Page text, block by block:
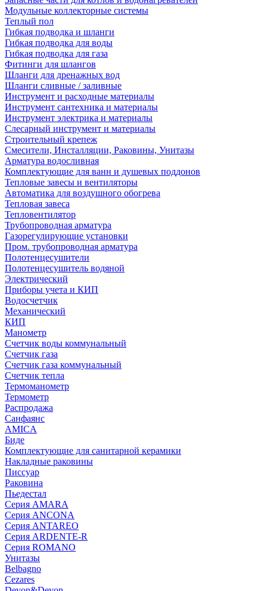
Модульные коллекторные системы
Теплый пол
Гибкая подводка и шланги
Гибкая подводка для воды
Гибкая подводка для газа
Фитинги для шлангов
Шланги для дренажных вод
Шланги сливные / заливные
Инструмент и расходные материалы
Инструмент сантехника и материалы
Инструмент электрика и материалы
Слесарный инструмент и материалы
Строительный крепеж
Смесители, Инсталляции, Раковины, Унитазы
Арматура водосливная
Комплектующие для ванн и душевых поддонов
Тепловые завесы и вентиляторы
Автоматика для воздушного обогрева
Тепловая завеса
Тепловентилятор
Трубопроводная арматура
Газорегулирующие установки
Пром. трубопроводная арматура
Полотенцесушители
Полотенцесушитель водяной
Электрический
Приборы учета и КИП
Водосчетчик
Механический
КИП
Манометр
Счетчик воды коммунальный
Счетчик газа
Счетчик газа коммунальный
Счетчик тепла
Термоманометр
Термометр
Распродажа
Санфаянс
AMICA
Биде
Комплектующие для санитарной керамики
Накладные раковины
Писсуар
Раковина
Пьедестал
Серия AMARA
Серия ANCONA
Серия ANTAREO
Серия ARDENTE-R
Серия ROMANO
Унитазы
Belbagno
Cezares